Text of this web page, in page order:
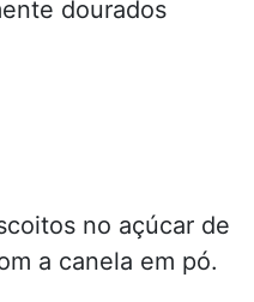
dourados
no açúcar de
a canela em pó.